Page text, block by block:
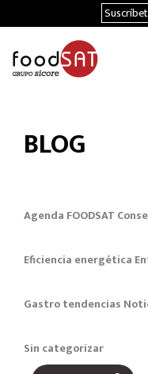
BLOG
Agenda FOODSAT
Eficiencia energética
Gastro tendencias
Sin categorizar